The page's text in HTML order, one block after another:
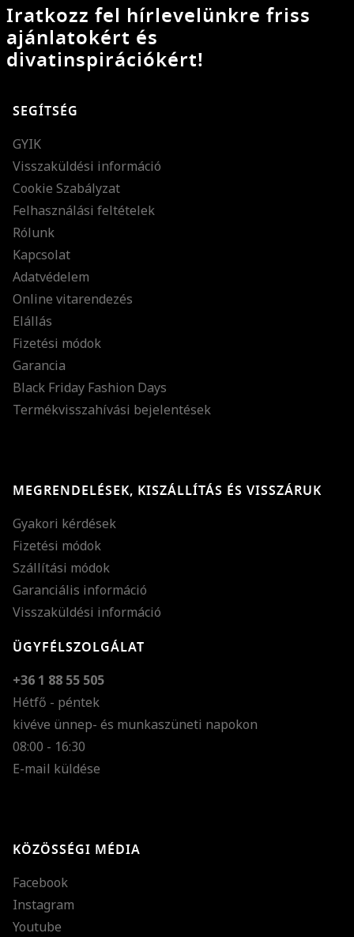
Iratkozz fel hírlevelünkre friss
ajánlatokért és
divatinspirációkért!
SEGÍTSÉG
GYIK
Visszaküldési információ
Cookie Szabályzat
Felhasználási feltételek
Rólunk
Kapcsolat
Adatvédelem
Online vitarendezés
Elállás
Fizetési módok
Garancia
Black Friday Fashion Days
Termékvisszahívási bejelentések
MEGRENDELÉSEK, KISZÁLLÍTÁS ÉS VISSZÁRUK
Gyakori kérdések
Fizetési módok
Szállítási módok
Garanciális információ
Visszaküldési információ
ÜGYFÉLSZOLGÁLAT
+36 1 88 55 505
Hétfő - péntek
kivéve ünnep- és munkaszüneti napokon
08:00 - 16:30
E-mail küldése
KÖZÖSSÉGI MÉDIA
Facebook
Instagram
Youtube